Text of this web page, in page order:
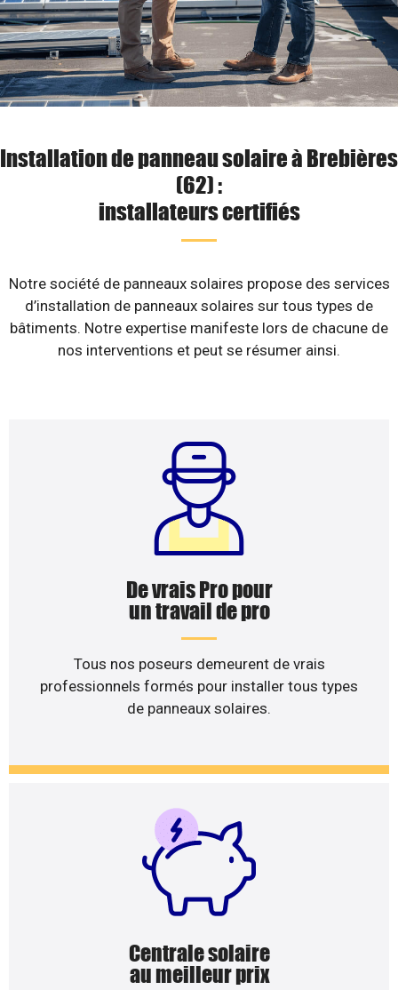
Installation de panneau solaire à Brebières
(62) :
installateurs certifiés
Notre société de panneaux solaires propose des services
d’installation de panneaux solaires sur tous types de
bâtiments. Notre expertise manifeste lors de chacune de
nos interventions et peut se résumer ainsi.
De vrais Pro pour
un travail de pro
Tous nos poseurs demeurent de vrais
professionnels formés pour installer tous types
de panneaux solaires.
Centrale solaire
au meilleur prix